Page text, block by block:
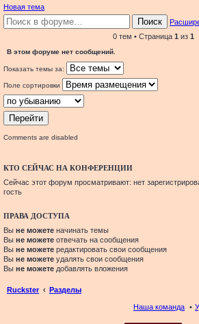
Новая тема
Поиск
0 тем • Страница 1 из 1
В этом форуме нет сообщений.
Показать темы за:
Поле сортировки
Comments are disabled
КТО СЕЙЧАС НА КОНФЕРЕНЦИИ
Сейчас этот форум просматривают: нет
гость
ПРАВА ДОСТУПА
Вы не можете начинать темы
Вы не можете отвечать на сообщения
Вы не можете редактировать свои сообщения
Вы не можете удалять свои сообщения
Вы не можете добавлять вложения
Ruckster Разделы
Наша команда